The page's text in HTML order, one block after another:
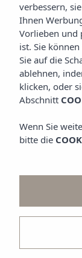
verbessern,
Ihnen
Vorlieben und
ist. Sie
Sie auf die
ablehnen,
klicken, oder
Abschnitt
Wenn Sie
bitte die